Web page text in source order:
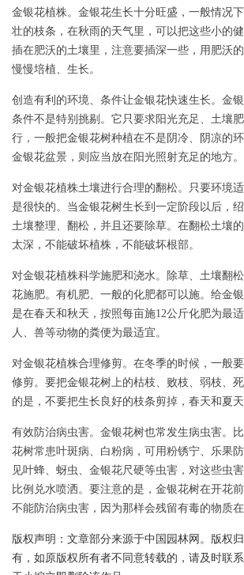
金银花植株。金银花生长十分旺盛，一般情况
壮的枝条，在秋雨的天气里，可以把这些小的
插在肥沃的土壤里，注意要插深一些，用肥沃
慢慢培植、生长。
创造有利的环境、条件让金银花快速生长。金银
条件不是特别挑剔。它只要求阳光充足、土壤
行，一般把金银花树种植在不是阴冷、阴凉的
金银花盆景，则应当放在阳光照射充足的地方。
对金银花植株土壤进行合理的翻松。只要环境
是很快的。当金银花树生长到一定阶段以后，
土壤整理、翻松，并且还要除草。在翻松土壤
太深，不能破坏植株，不能破坏根部。
对金银花植株科学施肥和浇水。除草、土壤翻
花施肥。有机肥、一般的化肥都可以施。给金
是在春天和秋天，按照每亩施12公斤化肥为最
人、兽等动物的粪便为最适宜。
对金银花植株合理修剪。在冬季的时候，一般
修剪。要把金银花树上的枯枝、败枝、弱枝、
的是，不要把生长良好的枝条剪掉，春天和夏天
有效防治病虫害。金银花树也常发生病虫害。
花树常患叶斑病、白粉病，可用粉锈宁、乐果
见叶蜂、蚜虫、金银花尺硬等虫害，对这些虫
比例兑水喷洒。要注意的是，金银花树在开花
不能防治病虫害，因为那样会残留有毒的物质在
版权声明：文章部分来源于中国园林网。版权
有，如原版权所有者不同意转载的，请及时联